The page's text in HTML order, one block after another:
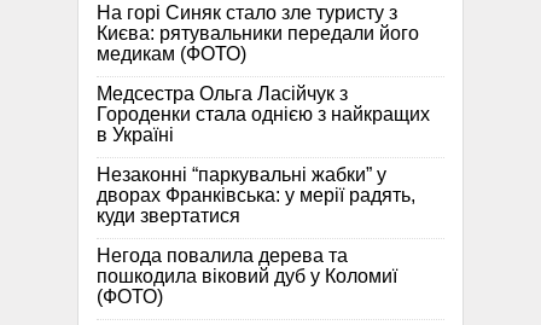
На горі Синяк стало зле туристу з
Києва: рятувальники передали його
медикам (ФОТО)
Медсестра Ольга Ласійчук з
Городенки стала однією з найкращих
в Україні
Незаконні “паркувальні жабки” у
дворах Франківська: у мерії радять,
куди звертатися
Негода повалила дерева та
пошкодила віковий дуб у Коломиї
(ФОТО)